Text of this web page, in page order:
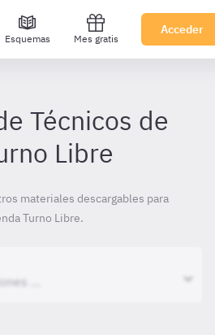
Esquemas Mes gratis
Acceder
Técnicos de
Libre
materiales descargables para
Turno Libre.